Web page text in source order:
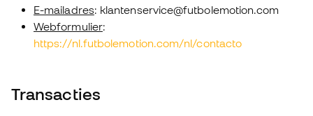
E-mailadres: klantenservice@futbolemotion.com
Webformulier:
https://nl.futbolemotion.com/nl/contacto
Transacties